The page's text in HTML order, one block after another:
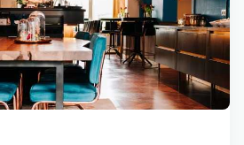
één van de attractieparken of
Is het goed weer? Dan is dit
een échte must visit: ‘t Nije